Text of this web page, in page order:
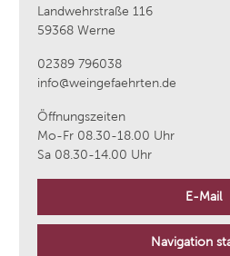
Landwehrstraße 116
59368 Werne
02389 796038
info@weingefaehrten.de
Öffnungszeiten
Mo-Fr 08.30-18.00 Uhr
Sa 08.30-14.00 Uhr
E-Mail
Navigation